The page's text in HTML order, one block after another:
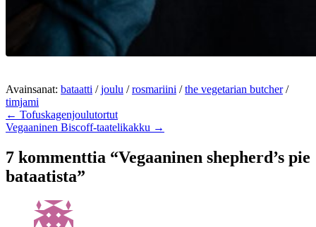
Avainsanat: bataatti /joulu /rosmariini /the vegetarian butcher/
timjami
← Tofuskagenjoulutortut
Vegaaninen Biscoff-taatelikakku →
7 kommenttia “Vegaaninen shepherd’s pie
bataatista”